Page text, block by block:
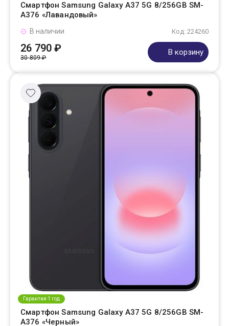
Смартфон Samsung Galaxy A37 5G 8/256GB SM-
A376 «Лавандовый»
Код: 224260
В наличии
26 790 ₽
30 809 ₽
В корзину
Гарантия 1 год
Смартфон Samsung Galaxy A37 5G 8/256GB SM-
A376 «Черный»